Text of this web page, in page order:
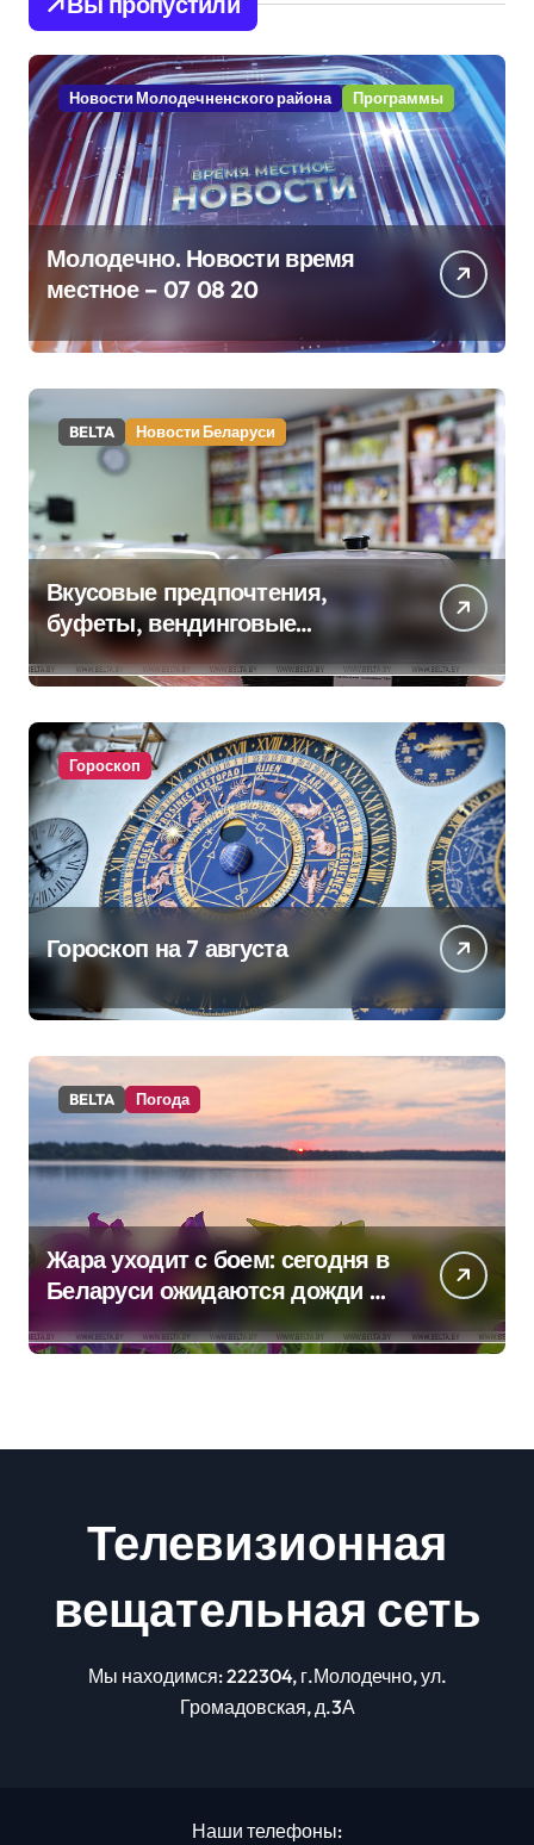
Новости Молодечненского района Программы
Молодечно. Новости время
местное – 07 08 20
BELTA Новости Беларуси
Вкусовые предпочтения,
буфеты, вендинговые
аппараты. Минобразования об
изменениях в школьном
питании
Гороскоп
Гороскоп на 7 августа
BELTA Погода
Жара уходит с боем: сегодня в
Беларуси ожидаются дожди и
грозы
Телевизионная
вещательная сеть
Мы находимся: 222304, г.Молодечно, ул.
Громадовская, д.3А
Наши телефоны: